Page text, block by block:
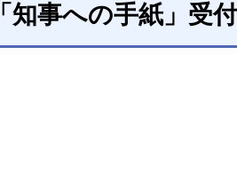
「知事への手紙」受